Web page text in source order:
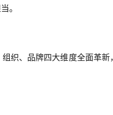
。
织、品牌四大维度全面革新